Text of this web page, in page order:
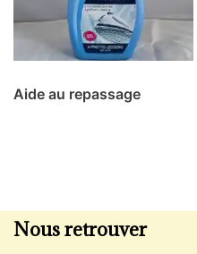
Aide au repassage
Nous retrouver